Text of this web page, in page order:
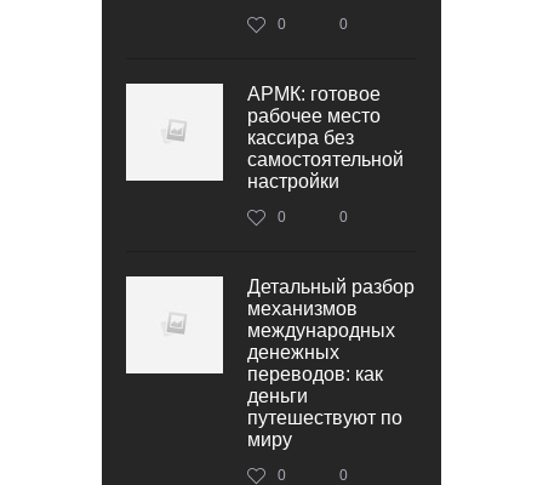
0 0
АРМК: готовое
рабочее место
кассира без
самостоятельной
настройки
0 0
Детальный разбор
механизмов
международных
денежных
переводов: как
деньги
путешествуют по
миру
0 0